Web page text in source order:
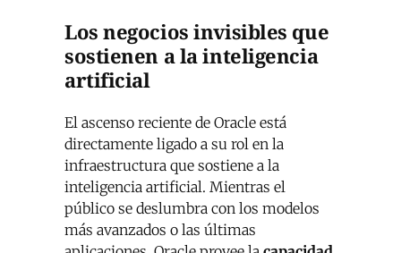
Los negocios invisibles que
sostienen a la inteligencia
artificial
El ascenso reciente de Oracle está
directamente ligado a su rol en la
infraestructura que sostiene a la
inteligencia artificial. Mientras el
público se deslumbra con los modelos
más avanzados o las últimas